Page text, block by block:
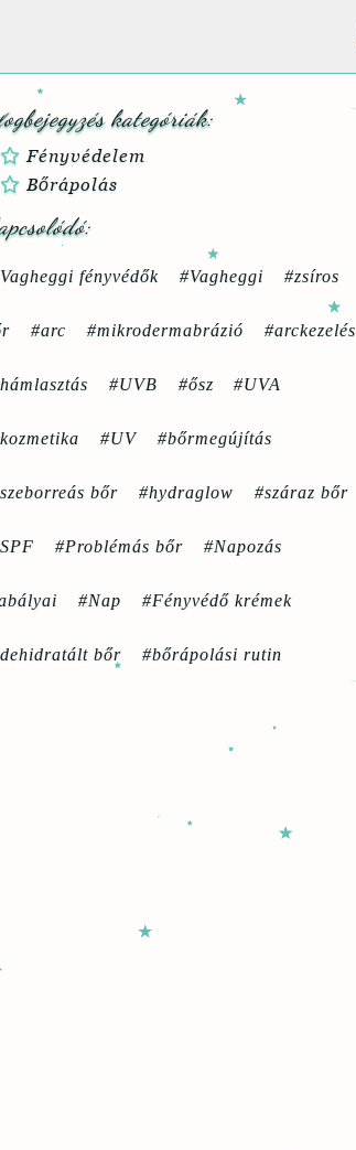
kategóriák:
Fényvédelem
Bőrápolás
fényvédők #Vagheggi #zsíros
#arc #mikrodermabrázió #arckezelés
#UVB #ősz #UVA
#UV #bőrmegújítás
bőr #hydraglow #száraz bőr
#Problémás bőr #Napozás
#Nap #Fényvédő krémek
bőr #bőrápolási rutin